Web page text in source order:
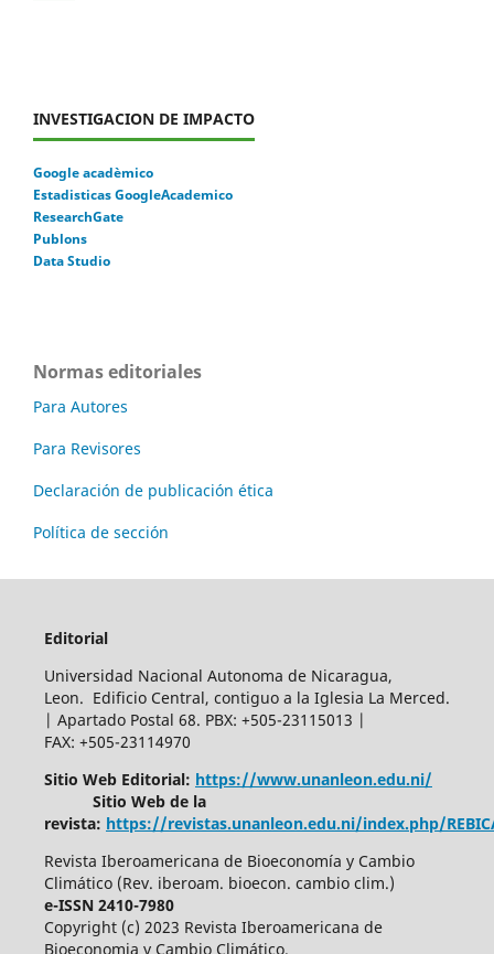
INVESTIGACION DE IMPACTO
Google acadèmico
Estadisticas GoogleAcademico
ResearchGate
Publons
Data Studio
Normas editoriales
Para Autores
Para Revisores
Declaración de publicación ética
Política de sección
Editorial
Universidad Nacional Autonoma de Nicaragua,
Leon. Edificio Central, contiguo a la Iglesia La Merced.
| Apartado Postal 68. PBX: +505-23115013 |
FAX: +505-23114970
Sitio Web Editorial: https://www.unanleon.edu.ni/
Sitio Web de la
revista: https://revistas.unanleon.edu.ni/index.php/
Revista Iberoamericana de Bioeconomía y Cambio
Climático (Rev. iberoam. bioecon. cambio clim.)
e-ISSN 2410-7980
Copyright (c) 2023 Revista Iberoamericana de
Bioeconomia y Cambio Climático.